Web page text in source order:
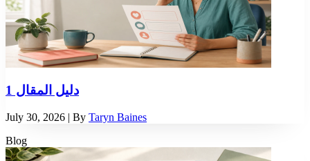
دليل المقال 1
July 30, 2026 | By Taryn Baines
Blog